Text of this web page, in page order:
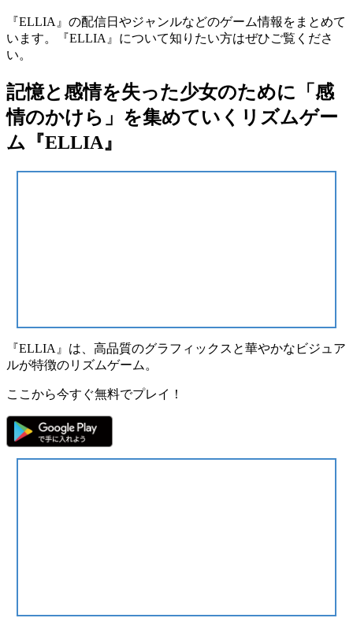
『ELLIA』の配信日やジャンルなどのゲーム情報をまとめて
います。『ELLIA』について知りたい方はぜひご覧くださ
い。
記憶と感情を失った少女のために「感
情のかけら」を集めていくリズムゲー
ム『ELLIA』
『ELLIA』は、高品質のグラフィックスと華やかなビジュア
ルが特徴のリズムゲーム。
ここから今すぐ無料でプレイ！